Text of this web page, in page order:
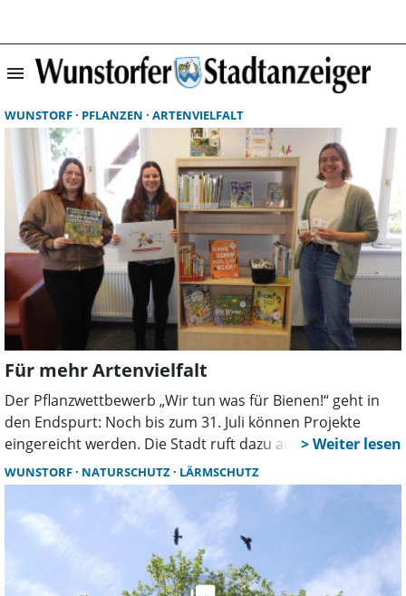
menu
WUNSTORF PFLANZEN ARTENVIELFALT
Für mehr Artenvielfalt
Der Pflanzwettbewerb „Wir tun was für Bienen!“ geht in
den Endspurt: Noch bis zum 31. Juli können Projekte
eingereicht werden. Die Stadt ruft dazu auf, auch
kurzfristig Flächen naturnah zu gestalten, denn schon
kleine Maßnahmen helfen der Artenvielfalt.
WUNSTORF NATURSCHUTZ LÄRMSCHUTZ